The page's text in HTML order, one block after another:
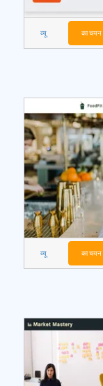
व्यू का चयन
व्यू का चयन